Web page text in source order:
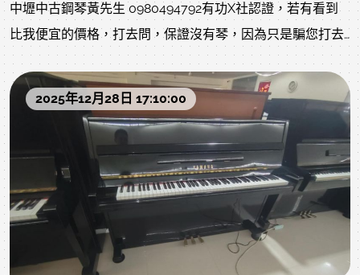
中壢中古鋼琴黃先生 0980494792有功X社認證，若有看到
比我便宜的價格，打去問，保證沒有琴，因為只是騙您打去
慢慢洗您..中壢中古鋼琴黃先生 嚴選商品 值得您的信賴品
牌:YAMAHA 彎腳古典造型 保固卡還在 少用 少操型
號:YAMAHA YT-112 二手鋼琴附贈:調音一次、中古升降琴椅
(黑)、不含運(北部一樓或電梯 大約2000左右)、除濕棒、耐
重珠碗、拭琴布、琴油售價:54900 不二價 已經很便宜 同品
質商品不怕您比較 歡迎比價特色: 麻雀雖小五臟俱全的機
種，不占空間，價格親民，音色及觸鍵比電鋼琴好多了 優質
練習琴首選，適合中小型家庭，家裡有空間限制的有福了!此
款身高112公分的小琴適合小空間家庭使用，市面數量稀少，
2025年12月28日 17:10:00